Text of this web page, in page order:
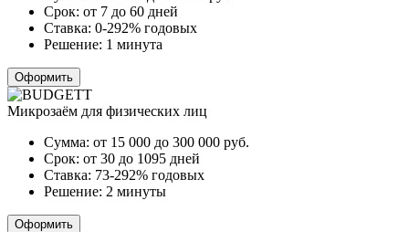
Срок: от 7 до 60 дней
Ставка: 0-292% годовых
Решение: 1 минута
Оформить
Микрозаём для физических лиц
Сумма: от 15 000 до 300 000 руб.
Срок: от 30 до 1095 дней
Ставка: 73-292% годовых
Решение: 2 минуты
Оформить